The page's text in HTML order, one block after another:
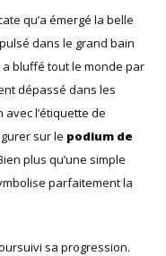
qu’a émergé la belle
dans le grand bain
bluffé tout le monde par
dépassé dans les
l’étiquette de
sur le podium de
plus qu’une simple
parfaitement la
sa progression.